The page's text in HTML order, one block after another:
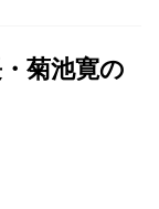
菊池寛の